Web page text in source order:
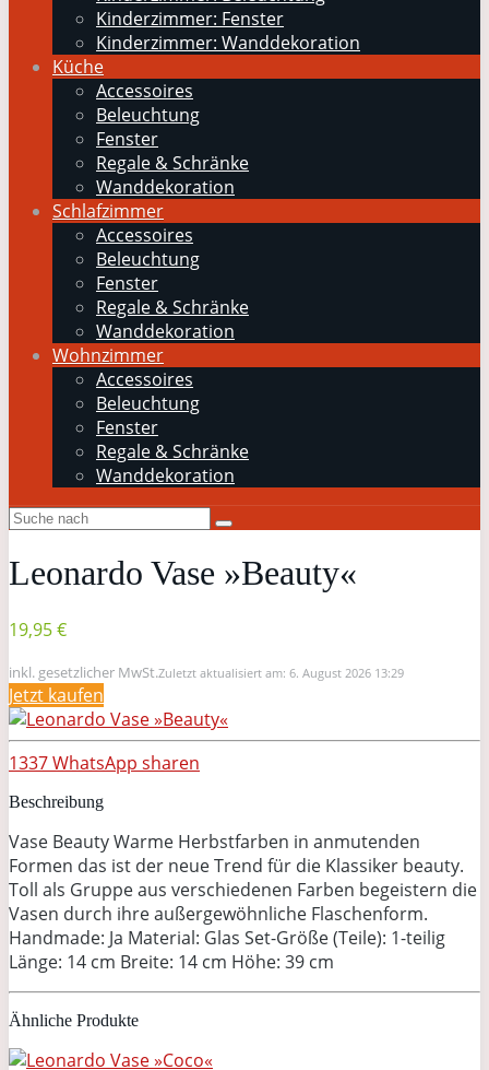
Kinderzimmer: Fenster
Kinderzimmer: Wanddekoration
Küche
Accessoires
Beleuchtung
Fenster
Regale & Schränke
Wanddekoration
Schlafzimmer
Accessoires
Beleuchtung
Fenster
Regale & Schränke
Wanddekoration
Wohnzimmer
Accessoires
Beleuchtung
Fenster
Regale & Schränke
Wanddekoration
Leonardo Vase »Beauty«
19,95 €
inkl. gesetzlicher MwSt.Zuletzt aktualisiert am: 6. August 2026 13:29
Jetzt kaufen
1337WhatsApp sharen
Beschreibung
Vase Beauty Warme Herbstfarben in anmutenden
Formen das ist der neue Trend für die Klassiker beauty.
Toll als Gruppe aus verschiedenen Farben begeistern die
Vasen durch ihre außergewöhnliche Flaschenform.
Handmade: Ja Material: Glas Set-Größe (Teile): 1-teilig
Länge: 14 cm Breite: 14 cm Höhe: 39 cm
Ähnliche Produkte